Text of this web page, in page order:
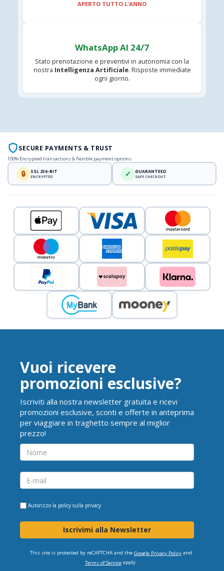
APERTO TUTTO L'ANNO
WhatsApp AI 24/7
Stato prenotazione e preventivi in autonomia con la
nostra Intelligenza Artificiale. Risposte immediate
ogni giorno.
SECURE PAYMENTS & TRUST
100% Encrypted transactions & flexible payment options
🔒 SSL 256-BIT
ENCRYPTED ✓ GUARANTEED
SAFE CHECKOUT
Vuoi ricevere
promozioni esclusive?
Iscriviti alla nostra newsletter gratuita e ricevi
promozioni esclusive, sconti e offerte in anteprima
per viaggiare in traghetto sempre al miglior
prezzo!
Autorizzo la policy sulla privacy
Iscrivimi alla Newsletter
This site is protected by reCAPTCHA and the Google Privacy Policyand
Terms of Serviceapply.